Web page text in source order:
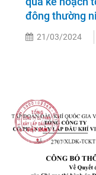
đông thường
21/03/2024